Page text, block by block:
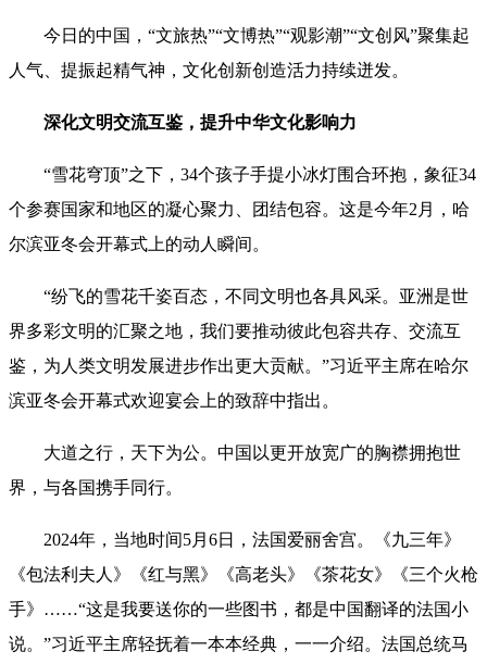
今日的中国，“文旅热”“文博热”“观影潮”“文创风”聚集起
人气、提振起精气神，文化创新创造活力持续迸发。
深化文明交流互鉴，提升中华文化影响力
“雪花穹顶”之下，34个孩子手提小冰灯围合环抱，象征34
个参赛国家和地区的凝心聚力、团结包容。这是今年2月，哈
尔滨亚冬会开幕式上的动人瞬间。
“纷飞的雪花千姿百态，不同文明也各具风采。亚洲是世
界多彩文明的汇聚之地，我们要推动彼此包容共存、交流互
鉴，为人类文明发展进步作出更大贡献。”习近平主席在哈尔
滨亚冬会开幕式欢迎宴会上的致辞中指出。
大道之行，天下为公。中国以更开放宽广的胸襟拥抱世
界，与各国携手同行。
2024年，当地时间5月6日，法国爱丽舍宫。《九三年》
《包法利夫人》《红与黑》《高老头》《茶花女》《三个火枪
手》……“这是我要送你的一些图书，都是中国翻译的法国小
说。”习近平主席轻抚着一本本经典，一一介绍。法国总统马